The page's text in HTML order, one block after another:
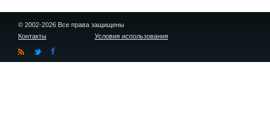
© 2002-2026 Все права защищены
Контакты
Условия использования